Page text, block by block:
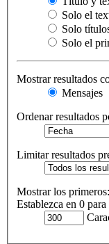
Solo el
Solo
Solo el
Mostrar resultados
Mensajes
Ordenar resultados
Limitar resultados
Mostrar los primeros:
Establezca en 0